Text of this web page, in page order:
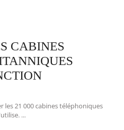
CABINES
21 000 cabines téléphoniques
...